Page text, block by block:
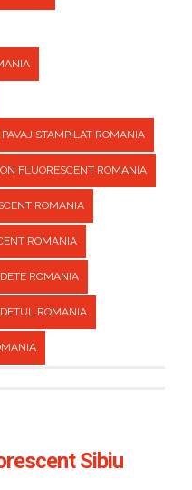
PAVAJ STAMPILAT ROMANIA
FLUORESCENT ROMANIA
ROMANIA
ROMANIA
ROMANIA
ROMANIA
Sibiu